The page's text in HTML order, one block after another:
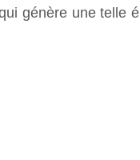
génère une telle